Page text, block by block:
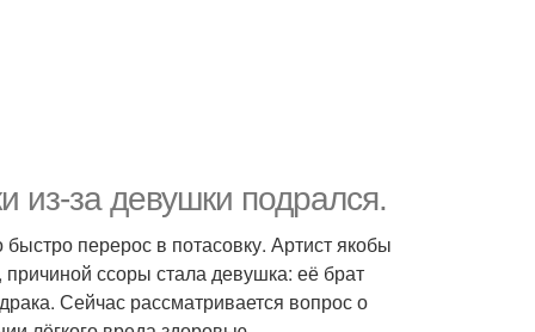
из-за девушки подрался.
перерос в потасовку. Артист якобы
ссоры стала девушка: её брат
Сейчас рассматривается вопрос о